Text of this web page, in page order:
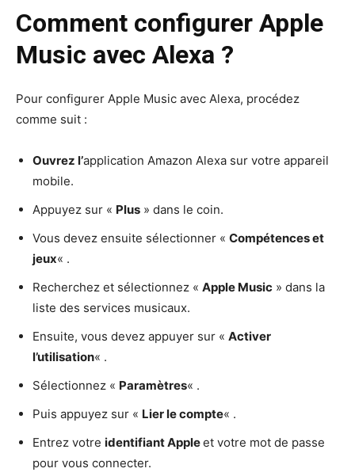
Comment configurer Apple
Music avec Alexa ?
Pour configurer Apple Music avec Alexa, procédez
comme suit :
Ouvrez l’application Amazon Alexa sur votre appareil
mobile.
Appuyez sur « Plus » dans le coin.
Vous devez ensuite sélectionner « Compétences et
jeux« .
Recherchez et sélectionnez « Apple Music » dans la
liste des services musicaux.
Ensuite, vous devez appuyer sur « Activer
l’utilisation« .
Sélectionnez « Paramètres« .
Puis appuyez sur « Lier le compte« .
Entrez votre identifiant Appleet votre mot de passe
pour vous connecter.